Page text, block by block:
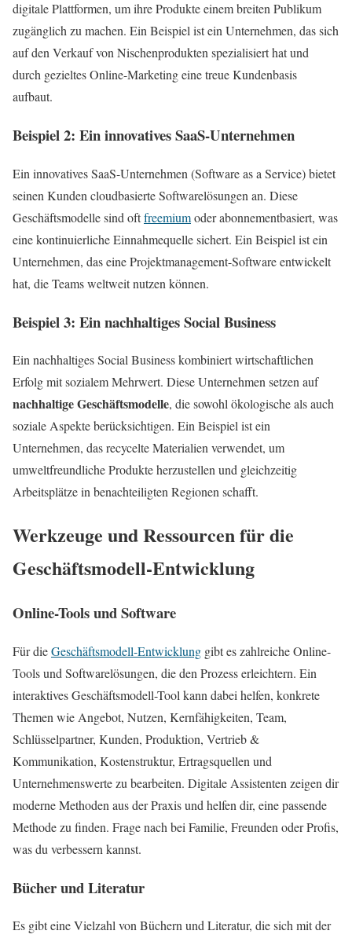
digitale Plattformen, um ihre Produkte einem breiten Publikum
zugänglich zu machen. Ein Beispiel ist ein Unternehmen, das sich
auf den Verkauf von Nischenprodukten spezialisiert hat und
durch gezieltes Online-Marketing eine treue Kundenbasis
aufbaut.
Beispiel 2: Ein innovatives SaaS-Unternehmen
Ein innovatives SaaS-Unternehmen (Software as a Service) bietet
seinen Kunden cloudbasierte Softwarelösungen an. Diese
Geschäftsmodelle sind oftfreemiumoder abonnementbasiert, was
eine kontinuierliche Einnahmequelle sichert. Ein Beispiel ist ein
Unternehmen, das eine Projektmanagement-Software entwickelt
hat, die Teams weltweit nutzen können.
Beispiel 3: Ein nachhaltiges Social Business
Ein nachhaltiges Social Business kombiniert wirtschaftlichen
Erfolg mit sozialem Mehrwert. Diese Unternehmen setzen auf
nachhaltige Geschäftsmodelle, die sowohl ökologische als auch
soziale Aspekte berücksichtigen. Ein Beispiel ist ein
Unternehmen, das recycelte Materialien verwendet, um
umweltfreundliche Produkte herzustellen und gleichzeitig
Arbeitsplätze in benachteiligten Regionen schafft.
Werkzeuge und Ressourcen für die
Geschäftsmodell-Entwicklung
Online-Tools und Software
Für dieGeschäftsmodell-Entwicklung gibt es zahlreiche Online-
Tools und Softwarelösungen, die den Prozess erleichtern. Ein
interaktives Geschäftsmodell-Tool kann dabei helfen, konkrete
Themen wie Angebot, Nutzen, Kernfähigkeiten, Team,
Schlüsselpartner, Kunden, Produktion, Vertrieb &
Kommunikation, Kostenstruktur, Ertragsquellen und
Unternehmenswerte zu bearbeiten. Digitale Assistenten zeigen dir
moderne Methoden aus der Praxis und helfen dir, eine passende
Methode zu finden. Frage nach bei Familie, Freunden oder Profis,
was du verbessern kannst.
Bücher und Literatur
Es gibt eine Vielzahl von Büchern und Literatur, die sich mit der